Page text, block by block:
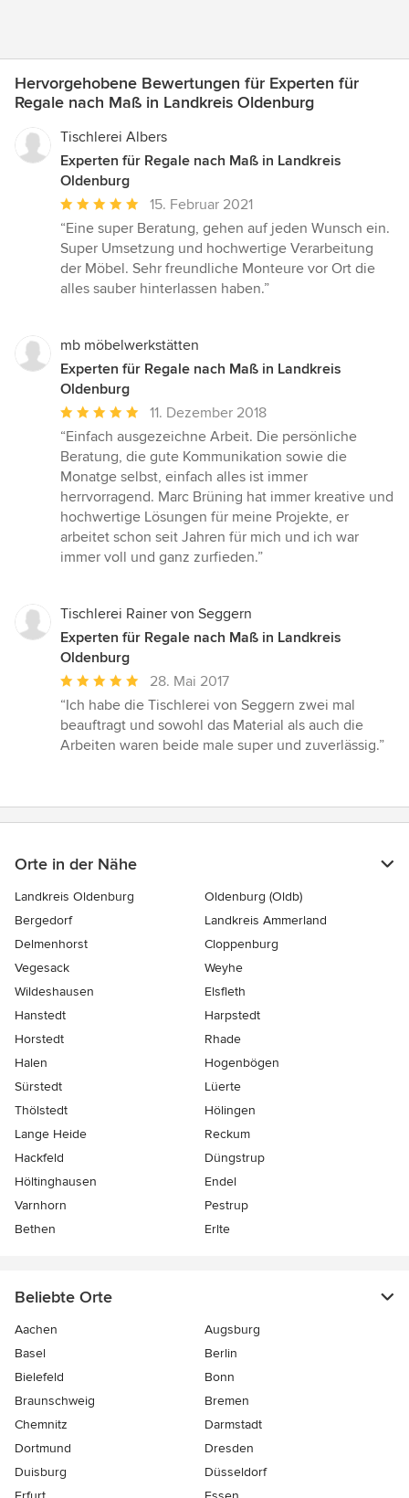
Hervorgehobene Bewertungen für Experten für
Regale nach Maß in Landkreis Oldenburg
Tischlerei Albers
Experten für Regale nach Maß in Landkreis
Oldenburg
Durchschnittliche
Bewertung:
5
von
5
15. Februar 2021
“Eine super Beratung, gehen auf jeden Wunsch ein.
Super Umsetzung und hochwertige Verarbeitung
der Möbel. Sehr freundliche Monteure vor Ort die
alles sauber hinterlassen haben.”
mb möbelwerkstätten
Experten für Regale nach Maß in Landkreis
Oldenburg
Durchschnittliche
Bewertung:
5
von
5
Sternen
11. Dezember 2018
“Einfach ausgezeichne Arbeit. Die persönliche
Beratung, die gute Kommunikation sowie die
Monatge selbst, einfach alles ist immer
herrvorragend. Marc Brüning hat immer kreative und
hochwertige Lösungen für meine Projekte, er
arbeitet schon seit Jahren für mich und ich war
immer voll und ganz zurfieden.”
Tischlerei Rainer von Seggern
Experten für Regale nach Maß in Landkreis
Oldenburg
Durchschnittliche
Bewertung:
5
von
28. Mai 2017
“Ich habe die Tischlerei von Seggern zwei mal
beauftragt und sowohl das Material als auch die
Arbeiten waren beide male super und zuverlässig.”
Orte in der Nähe
Landkreis Oldenburg
Oldenburg (Oldb)
Bergedorf
Landkreis Ammerland
Delmenhorst
Cloppenburg
Vegesack
Weyhe
Wildeshausen
Elsfleth
Hanstedt
Harpstedt
Horstedt
Rhade
Halen
Hogenbögen
Sürstedt
Lüerte
Thölstedt
Hölingen
Lange Heide
Reckum
Hackfeld
Düngstrup
Höltinghausen
Endel
Varnhorn
Pestrup
Bethen
Erlte
Beliebte Orte
Aachen
Augsburg
Basel
Berlin
Bielefeld
Bonn
Braunschweig
Bremen
Chemnitz
Darmstadt
Dortmund
Dresden
Duisburg
Düsseldorf